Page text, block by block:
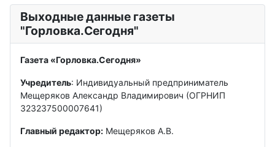
Выходные данные газеты
"Горловка.Сегодня"
Газета «Горловка.Сегодня»
Учредитель: Индивидуальный предприниматель
Мещеряков Александр Владимирович (ОГРНИП
323237500007641)
Главный редактор: Мещеряков А.В.